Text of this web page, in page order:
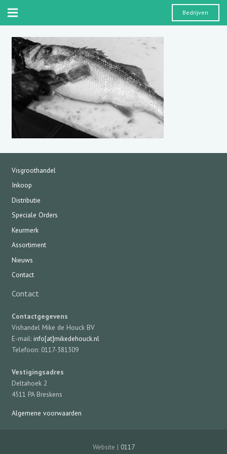
Bedrijven
Visgroothandel
Inkoop
Distributie
Speciale Orders
Keurmerk
Assortiment
Nieuws
Contact
Contact
Contactgegevens
Vishandel Mike de Houck BV
E-mail: info[at]mikedehouck.nl
Telefoon: 0117-381309
Vestigingsadres
Deltahoek 2
4511 PA Breskens
Algemene voorwaarden
Website | 0117